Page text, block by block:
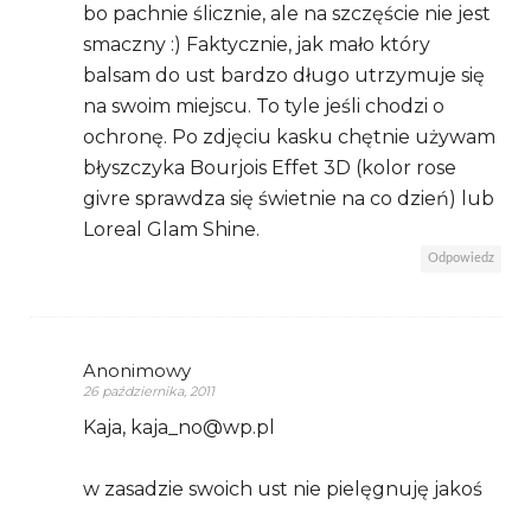
bo pachnie ślicznie, ale na szczęście nie jest
smaczny :) Faktycznie, jak mało który
balsam do ust bardzo długo utrzymuje się
na swoim miejscu. To tyle jeśli chodzi o
ochronę. Po zdjęciu kasku chętnie używam
błyszczyka Bourjois Effet 3D (kolor rose
givre sprawdza się świetnie na co dzień) lub
Loreal Glam Shine.
Odpowiedz
Anonimowy
26 października, 2011
Kaja, kaja_no@wp.pl
w zasadzie swoich ust nie pielęgnuję jakoś